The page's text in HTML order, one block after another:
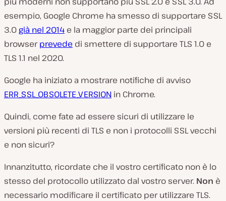
esempio, Google Chrome ha smesso di supportare SSL
3.0già nel 2014 e la maggior parte dei principali
browserprevede di smettere di supportare TLS 1.0 e
TLS 1.1 nel 2020.
Google ha iniziato a mostrare notifiche di avviso
ERR_SSL_OBSOLETE_VERSION in Chrome.
Quindi, come fate ad essere sicuri di utilizzare le
versioni più recenti di TLS e non i protocolli SSL vecchi
e non sicuri?
Innanzitutto, ricordate che il vostro certificato non è lo
stesso del protocollo utilizzato dal vostro server. Non è
necessario modificare il certificato per utilizzare TLS.